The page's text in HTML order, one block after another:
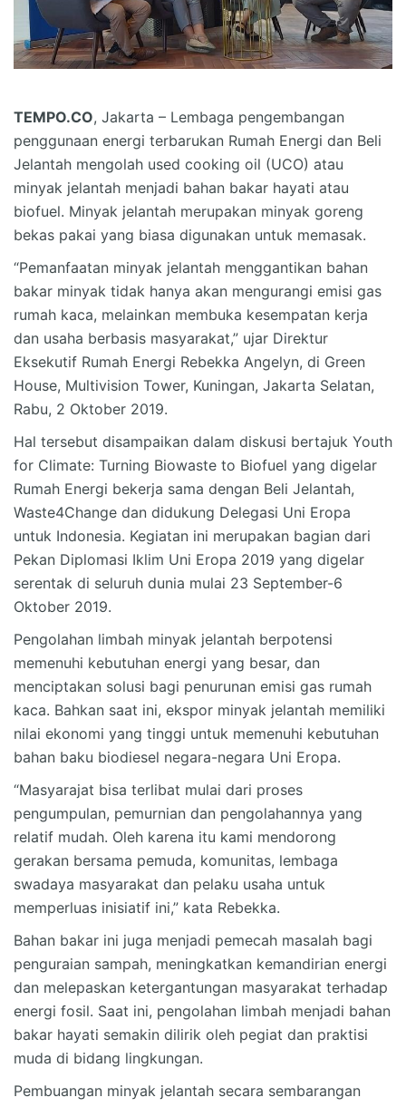
TEMPO.CO, Jakarta – Lembaga pengembangan
penggunaan energi terbarukan Rumah Energi dan Beli
Jelantah mengolah used cooking oil (UCO) atau
minyak jelantah menjadi bahan bakar hayati atau
biofuel. Minyak jelantah merupakan minyak goreng
bekas pakai yang biasa digunakan untuk memasak.
“Pemanfaatan minyak jelantah menggantikan bahan
bakar minyak tidak hanya akan mengurangi emisi gas
rumah kaca, melainkan membuka kesempatan kerja
dan usaha berbasis masyarakat,” ujar Direktur
Eksekutif Rumah Energi Rebekka Angelyn, di Green
House, Multivision Tower, Kuningan, Jakarta Selatan,
Rabu, 2 Oktober 2019.
Hal tersebut disampaikan dalam diskusi bertajuk Youth
for Climate: Turning Biowaste to Biofuel yang digelar
Rumah Energi bekerja sama dengan Beli Jelantah,
Waste4Change dan didukung Delegasi Uni Eropa
untuk Indonesia. Kegiatan ini merupakan bagian dari
Pekan Diplomasi Iklim Uni Eropa 2019 yang digelar
serentak di seluruh dunia mulai 23 September-6
Oktober 2019.
Pengolahan limbah minyak jelantah berpotensi
memenuhi kebutuhan energi yang besar, dan
menciptakan solusi bagi penurunan emisi gas rumah
kaca. Bahkan saat ini, ekspor minyak jelantah memiliki
nilai ekonomi yang tinggi untuk memenuhi kebutuhan
bahan baku biodiesel negara-negara Uni Eropa.
“Masyarajat bisa terlibat mulai dari proses
pengumpulan, pemurnian dan pengolahannya yang
relatif mudah. Oleh karena itu kami mendorong
gerakan bersama pemuda, komunitas, lembaga
swadaya masyarakat dan pelaku usaha untuk
memperluas inisiatif ini,” kata Rebekka.
Bahan bakar ini juga menjadi pemecah masalah bagi
penguraian sampah, meningkatkan kemandirian energi
dan melepaskan ketergantungan masyarakat terhadap
energi fosil. Saat ini, pengolahan limbah menjadi bahan
bakar hayati semakin dilirik oleh pegiat dan praktisi
muda di bidang lingkungan.
Pembuangan minyak jelantah secara sembarangan